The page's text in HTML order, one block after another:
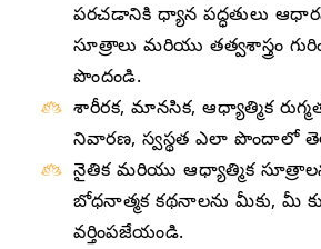
పరచడానికి ధ్యాన పద్ధతులు
సూత్రాలు మరియు తత్వశాస్త్రం
పొందండి.
శారీరక, మానసిక, ఆధ్యాత్మిక
నివారణ, స్వస్థత ఎలా పొందాలో
నైతిక మరియు ఆధ్యాత్మిక
బోధనాత్మక కథనాలను మీకు, మీ
వర్తింపజేయండి.